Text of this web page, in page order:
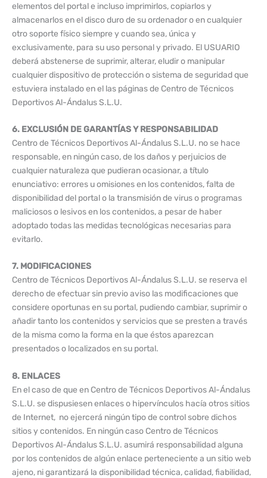
elementos del portal e incluso imprimirlos, copiarlos y
almacenarlos en el disco duro de su ordenador o en cualquier
otro soporte físico siempre y cuando sea, única y
exclusivamente, para su uso personal y privado. El USUARIO
deberá abstenerse de suprimir, alterar, eludir o manipular
cualquier dispositivo de protección o sistema de seguridad que
estuviera instalado en el las páginas de Centro de Técnicos
Deportivos Al-Ándalus S.L.U.
6. EXCLUSIÓN DE GARANTÍAS Y RESPONSABILIDAD
Centro de Técnicos Deportivos Al-Ándalus S.L.U. no se hace
responsable, en ningún caso, de los daños y perjuicios de
cualquier naturaleza que pudieran ocasionar, a título
enunciativo: errores u omisiones en los contenidos, falta de
disponibilidad del portal o la transmisión de virus o programas
maliciosos o lesivos en los contenidos, a pesar de haber
adoptado todas las medidas tecnológicas necesarias para
evitarlo.
7. MODIFICACIONES
Centro de Técnicos Deportivos Al-Ándalus S.L.U. se reserva el
derecho de efectuar sin previo aviso las modificaciones que
considere oportunas en su portal, pudiendo cambiar, suprimir o
añadir tanto los contenidos y servicios que se presten a través
de la misma como la forma en la que éstos aparezcan
presentados o localizados en su portal.
8. ENLACES
En el caso de que en Centro de Técnicos Deportivos Al-Ándalus
S.L.U. se dispusiesen enlaces o hipervínculos hacía otros sitios
de Internet, no ejercerá ningún tipo de control sobre dichos
sitios y contenidos. En ningún caso Centro de Técnicos
Deportivos Al-Ándalus S.L.U. asumirá responsabilidad alguna
por los contenidos de algún enlace perteneciente a un sitio web
ajeno, ni garantizará la disponibilidad técnica, calidad, fiabilidad,